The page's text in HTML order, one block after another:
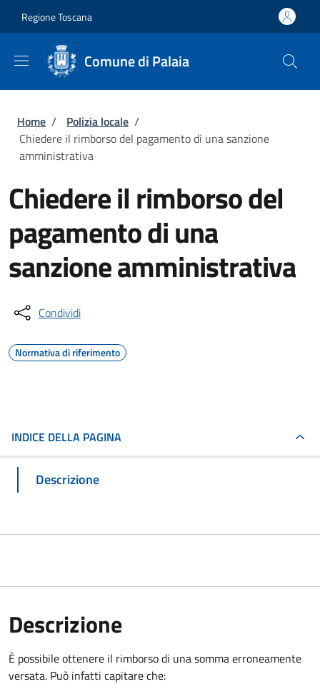
Regione Toscana
Comune di Palaia
Briciole di pane
Home / Polizia locale /
Chiedere il rimborso del pagamento di una sanzione
amministrativa
Chiedere il rimborso del
pagamento di una
sanzione amministrativa
Condividi
Normativa di riferimento
INDICE DELLA PAGINA
Descrizione
Descrizione
È possibile ottenere il rimborso di una somma erroneamente
versata. Può infatti capitare che: